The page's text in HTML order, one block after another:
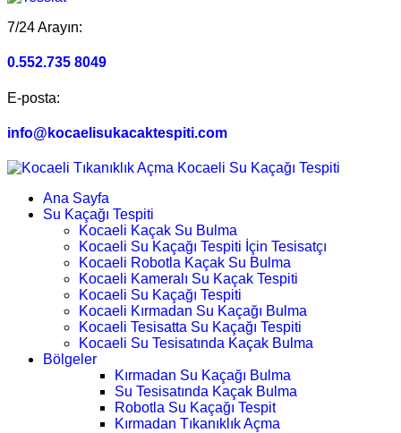
7/24 Arayın:
0.552.735 8049
E-posta:
info@kocaelisukacaktespiti.com
Ana Sayfa
Su Kaçağı Tespiti
Kocaeli Kaçak Su Bulma
Kocaeli Su Kaçağı Tespiti İçin Tesisatçı
Kocaeli Robotla Kaçak Su Bulma
Kocaeli Kameralı Su Kaçak Tespiti
Kocaeli Su Kaçağı Tespiti
Kocaeli Kırmadan Su Kaçağı Bulma
Kocaeli Tesisatta Su Kaçağı Tespiti
Kocaeli Su Tesisatında Kaçak Bulma
Bölgeler
Kırmadan Su Kaçağı Bulma
Su Tesisatında Kaçak Bulma
Robotla Su Kaçağı Tespit
Kırmadan Tıkanıklık Açma